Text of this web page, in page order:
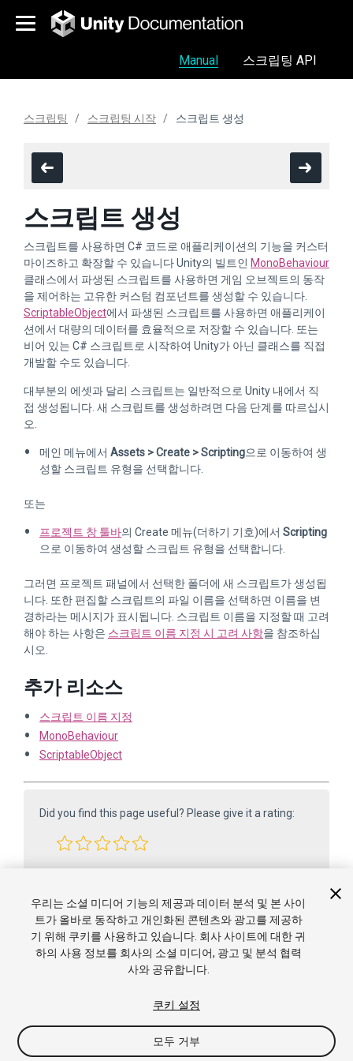
Manual 스크립팅 API
스크립팅 스크립팅 시작 스크립트 생성
스크립트 생성
스크립트를 사용하면 C# 코드로 애플리케이션의 기능을 커스터
마이즈하고 확장할 수 있습니다 Unity의 빌트인 MonoBehaviour
클래스에서 파생된 스크립트를 사용하면 게임 오브젝트의 동작
을 제어하는 고유한 커스텀 컴포넌트를 생성할 수 있습니다.
ScriptableObject에서 파생된 스크립트를 사용하면 애플리케이
션에서 대량의 데이터를 효율적으로 저장할 수 있습니다. 또는
비어 있는 C# 스크립트로 시작하여 Unity가 아닌 클래스를 직접
개발할 수도 있습니다.
대부분의 에셋과 달리 스크립트는 일반적으로 Unity 내에서 직
접 생성됩니다. 새 스크립트를 생성하려면 다음 단계를 따르십시
오.
메인 메뉴에서 Assets > Create > Scripting으로 이동하여 생
성할 스크립트 유형을 선택합니다.
또는
프로젝트 창 툴바의 Create 메뉴(더하기 기호)에서 Scripting
으로 이동하여 생성할 스크립트 유형을 선택합니다.
그러면 프로젝트 패널에서 선택한 폴더에 새 스크립트가 생성됩
니다. 또한 편집할 스크립트의 파일 이름을 선택하면 이름을 변
경하라는 메시지가 표시됩니다. 스크립트 이름을 지정할 때 고려
해야 하는 사항은 스크립트 이름 지정 시 고려 사항을 참조하십
시오.
추가 리소스
스크립트 이름 지정
MonoBehaviour
ScriptableObject
Did you find this page useful? Please give it a rating:
Copyright ©2005-2025 Unity Technologies. All rights reserved. Built
from 6000.0.65f1 (f34bf41fecc5). Built on: 2025-12-15.
우리는 소셜 미디어 기능의 제공과 데이터 분석 및 본 사이
트가 올바로 동작하고 개인화된 콘텐츠와 광고를 제공하
기 위해 쿠키를 사용하고 있습니다. 회사 사이트에 대한 귀
하의 사용 정보를 회사의 소셜 미디어, 광고 및 분석 협력
사와 공유합니다.
쿠키 설정
모두 거부